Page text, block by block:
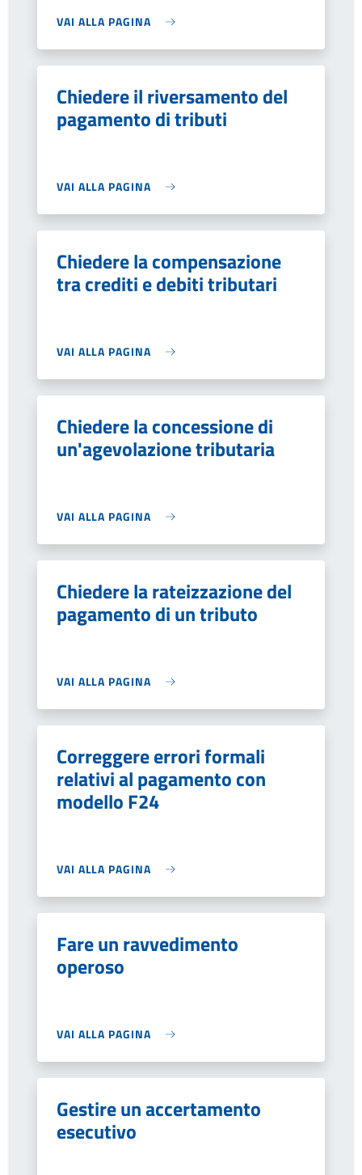
VAI ALLA PAGINA
Chiedere il riversamento del
pagamento di tributi
VAI ALLA PAGINA
Chiedere la compensazione
tra crediti e debiti tributari
VAI ALLA PAGINA
Chiedere la concessione di
un'agevolazione tributaria
VAI ALLA PAGINA
Chiedere la rateizzazione del
pagamento di un tributo
VAI ALLA PAGINA
Correggere errori formali
relativi al pagamento con
modello F24
VAI ALLA PAGINA
Fare un ravvedimento
operoso
VAI ALLA PAGINA
Gestire un accertamento
esecutivo